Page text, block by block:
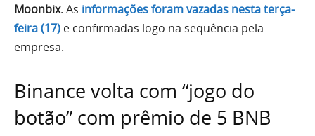
Moonbix. As informações foram vazadas nesta terça-
feira (17) e confirmadas logo na sequência pela
empresa.
Binance volta com “jogo do
botão” com prêmio de 5 BNB